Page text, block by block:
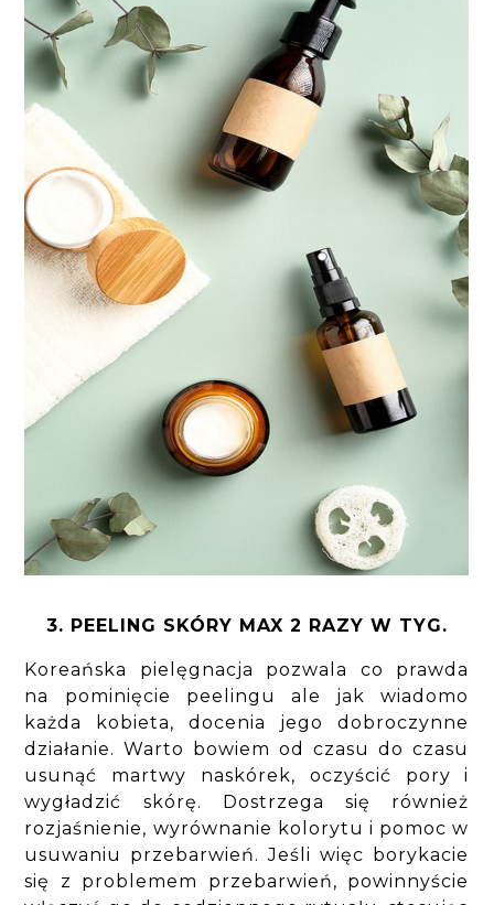
3. PEELING SKÓRY MAX 2 RAZY W TYG.
Koreańska pielęgnacja pozwala co prawda
na pominięcie peelingu ale jak wiadomo
każda kobieta, docenia jego dobroczynne
działanie. Warto bowiem od czasu do czasu
usunąć martwy naskórek, oczyścić pory i
wygładzić skórę. Dostrzega się również
rozjaśnienie, wyrównanie kolorytu i pomoc w
usuwaniu przebarwień. Jeśli więc borykacie
się z problemem przebarwień, powinnyście